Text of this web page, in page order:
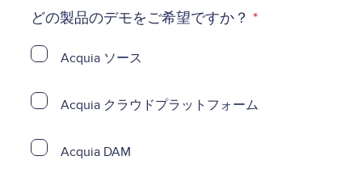
どの製品のデモをご希望ですか？
Acquia ソース
Acquia クラウドプラットフォーム
Acquia DAM